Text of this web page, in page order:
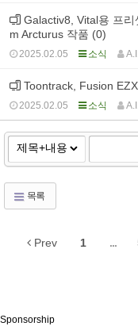
Galactiv8, Vital용 프
m Arcturus 작품 (0)
2025.02.05 소식
Toontrack, Fusion
2025.02.05 소식
목록
Prev 1 ...
Sponsorship